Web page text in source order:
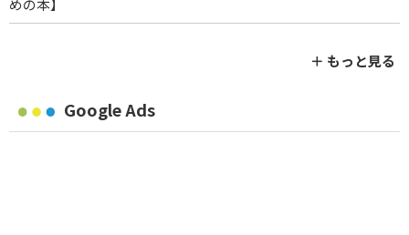
めの本】
＋ もっと見る
Google Ads